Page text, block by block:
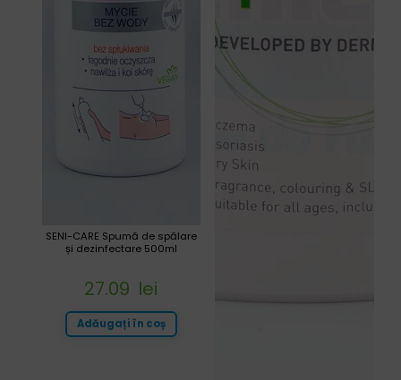
SENI-CARE Spumă de spălare
și dezinfectare 500ml
27.09 lei
Adăugați în coș